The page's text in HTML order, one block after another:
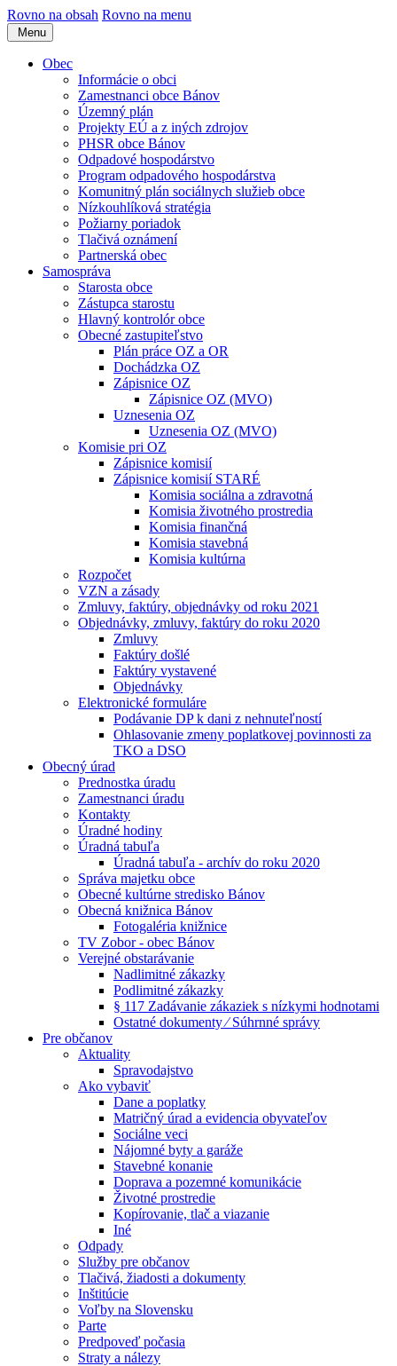
Rovno na obsah Rovno na menu
Menu
Obec
Informácie o obci
Zamestnanci obce Bánov
Územný plán
Projekty EÚ a z iných zdrojov
PHSR obce Bánov
Odpadové hospodárstvo
Program odpadového hospodárstva
Komunitný plán sociálnych služieb obce
Nízkouhlíková stratégia
Požiarny poriadok
Tlačivá oznámení
Partnerská obec
Samospráva
Starosta obce
Zástupca starostu
Hlavný kontrolór obce
Obecné zastupiteľstvo
Plán práce OZ a OR
Dochádzka OZ
Zápisnice OZ
Zápisnice OZ (MVO)
Uznesenia OZ
Uznesenia OZ (MVO)
Komisie pri OZ
Zápisnice komisií
Zápisnice komisií STARÉ
Komisia sociálna a zdravotná
Komisia životného prostredia
Komisia finančná
Komisia stavebná
Komisia kultúrna
Rozpočet
VZN a zásady
Zmluvy, faktúry, objednávky od roku 2021
Objednávky, zmluvy, faktúry do roku 2020
Zmluvy
Faktúry došlé
Faktúry vystavené
Objednávky
Elektronické formuláre
Podávanie DP k dani z nehnuteľností
Ohlasovanie zmeny poplatkovej povinnosti za
TKO a DSO
Obecný úrad
Prednostka úradu
Zamestnanci úradu
Kontakty
Úradné hodiny
Úradná tabuľa
Úradná tabuľa - archív do roku 2020
Správa majetku obce
Obecné kultúrne stredisko Bánov
Obecná knižnica Bánov
Fotogaléria knižnice
TV Zobor - obec Bánov
Verejné obstarávanie
Nadlimitné zákazky
Podlimitné zákazky
§ 117 Zadávanie zákaziek s nízkymi hodnotami
Ostatné dokumenty ⁄ Súhrnné správy
Pre občanov
Aktuality
Spravodajstvo
Ako vybaviť
Dane a poplatky
Matričný úrad a evidencia obyvateľov
Sociálne veci
Nájomné byty a garáže
Stavebné konanie
Doprava a pozemné komunikácie
Životné prostredie
Kopírovanie, tlač a viazanie
Iné
Odpady
Služby pre občanov
Tlačivá, žiadosti a dokumenty
Inštitúcie
Voľby na Slovensku
Parte
Predpoveď počasia
Straty a nálezy